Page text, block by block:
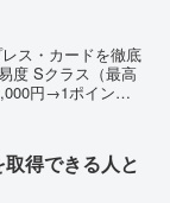
ス・カードを徹底
度 Sクラス（最高
円→1ポイント
得できる人と